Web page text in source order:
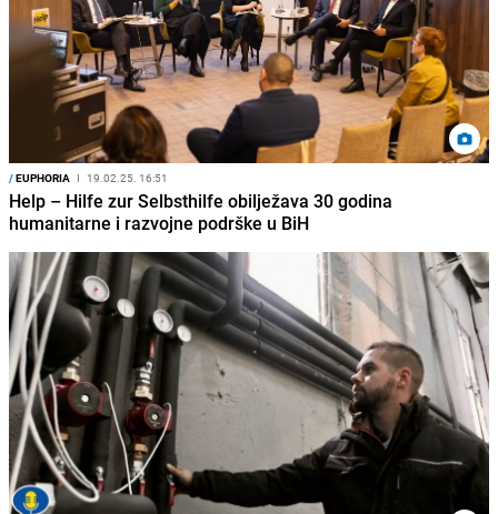
/EUPHORIA I 19.02.25. 16:51
Help – Hilfe zur Selbsthilfe obilježava 30 godina
humanitarne i razvojne podrške u BiH